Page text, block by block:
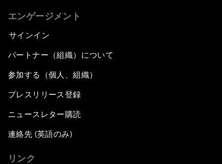
エンゲージメント
サインイン
パートナー（組織）について
参加する（個人、組織）
プレスリリース登録
ニュースレター購読
連絡先 (英語のみ)
リンク